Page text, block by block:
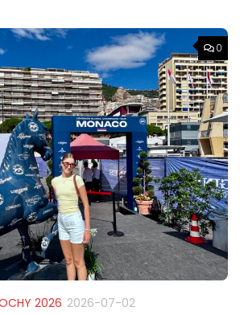
0
2026 2026-07-02